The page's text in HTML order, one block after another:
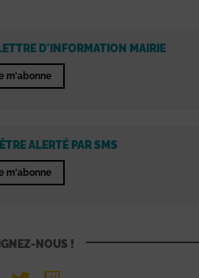
D'INFORMATION MAIRIE
m'abonne
ALERTÉ PAR SMS
m'abonne
NOUS !